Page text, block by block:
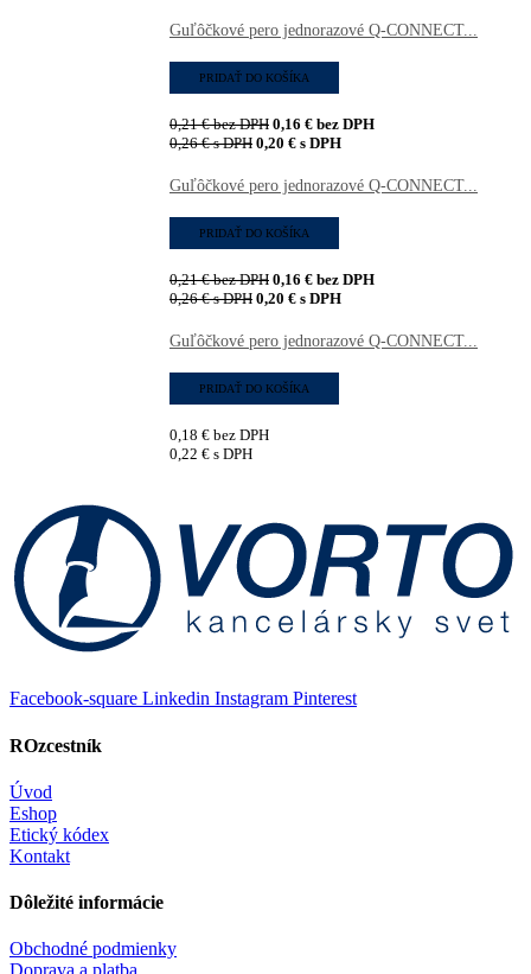
Guľôčkové pero jednorazové Q-CONNECT...
0,21€bez DPH 0,16 € bez DPH
0,26€s DPH 0,20 € s DPH
PRIDAŤ DO KOŠÍKA
Guľôčkové pero jednorazové Q-CONNECT...
0,21€bez DPH 0,16 € bez DPH
0,26€s DPH 0,20 € s DPH
PRIDAŤ DO KOŠÍKA
Guľôčkové pero jednorazové Q-CONNECT...
0,18 € bez DPH
0,22 € s DPH
PRIDAŤ DO KOŠÍKA
Facebook-square Linkedin Instagram Pinterest
ROzcestník
Úvod
Eshop
Etický kódex
Kontakt
Dôležité informácie
Obchodné podmienky